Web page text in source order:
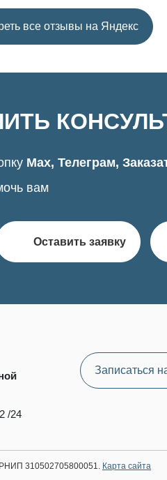
все отзывы на Яндекс
Max, Телеграм,
вам
Оставить заявку
/24
Записаться
310502705800051. Карта сайта